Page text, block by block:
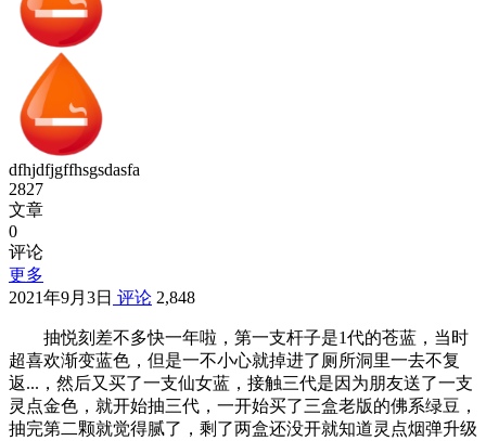
dfhjdfjgffhsgsdasfa
2827
文章
0
评论
更多
2021年9月3日 评论 2,848
抽悦刻差不多快一年啦，第一支杆子是1代的苍蓝，当时
超喜欢渐变蓝色，但是一不小心就掉进了厕所洞里一去不复
返...，然后又买了一支仙女蓝，接触三代是因为朋友送了一支
灵点金色，就开始抽三代，一开始买了三盒老版的佛系绿豆，
抽完第二颗就觉得腻了，剩了两盒还没开就知道灵点烟弹升级